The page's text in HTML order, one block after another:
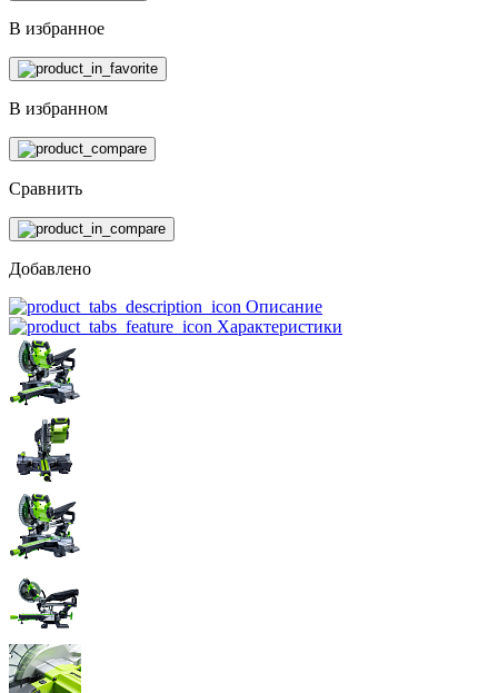
В избранное
В избранном
Сравнить
Добавлено
Описание
Характеристики